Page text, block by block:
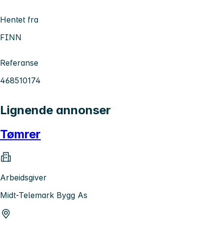
Hentet fra
FINN
Referanse
468510174
Lignende annonser
Tømrer
Arbeidsgiver
Midt-Telemark Bygg As